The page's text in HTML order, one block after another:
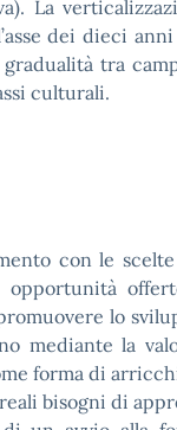
La
dei dieci
tra
culturali.
con le
opportunità
lo
mediante la
forma di
bisogni di